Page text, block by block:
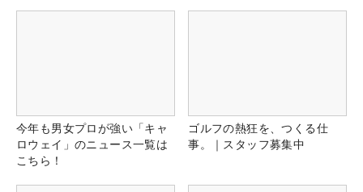
今年も男女プロが強い「キャ
ロウェイ」のニュース一覧は
こちら！
ゴルフの熱狂を、つくる仕
事。｜スタッフ募集中